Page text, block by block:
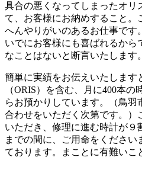
具合の悪くなってしまったオリ
て、お客様にお納めすること。
へんやりがいのあるお仕事です
いでにお客様にも喜ばれるか
なことはないと断言いたします。
簡単に実績をお伝えいたします
（ORIS）を含む、月に400本
らお預かりしています。（鳥
合わせをいただく次第です。）
いただき、修理に進む時計が９
までの間に、ご用命をください
ております。まことに有難いこ